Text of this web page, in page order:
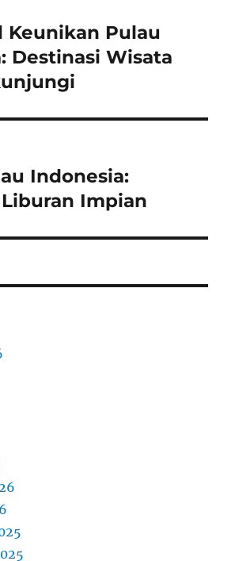
Keunikan Pulau
Destinasi Wisata
Indonesia:
Impian